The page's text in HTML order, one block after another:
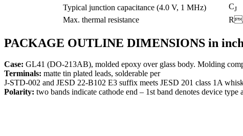
Typical junction capacitance (4.0 V, 1 MHz)
CJ
Max. thermal resistance
PACKAGE OUTLINE DIMENSIONS in
Case: GL41 (DO-213AB), molded epoxy over glass body. Molding
Terminals: matte tin plated leads, solderable per
J-STD-002 and JESD 22-B102 E3 suffix meets JESD 201 class 1A
Polarity: two bands indicate cathode end – 1st band denotes device